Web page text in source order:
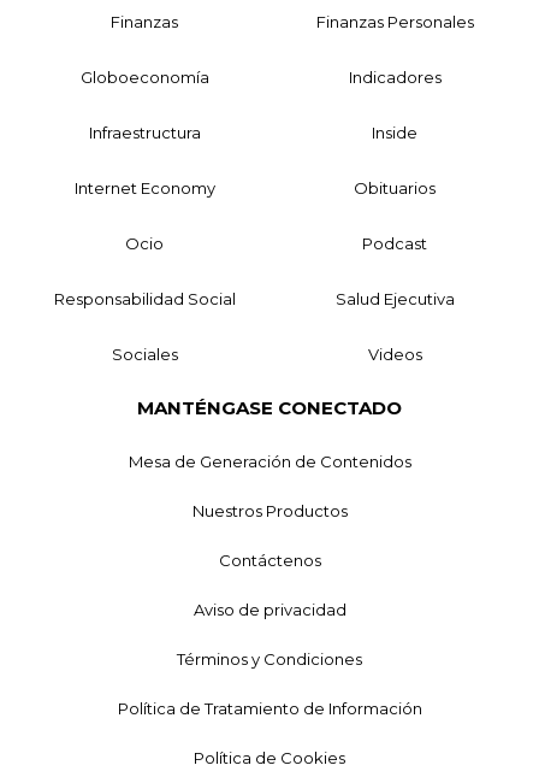
Finanzas Finanzas Personales
Globoeconomía Indicadores
Infraestructura Inside
Internet Economy Obituarios
Ocio Podcast
Responsabilidad Social Salud Ejecutiva
Sociales Videos
MANTÉNGASE CONECTADO
Mesa de Generación de Contenidos
Nuestros Productos
Contáctenos
Aviso de privacidad
Términos y Condiciones
Política de Tratamiento de Información
Política de Cookies